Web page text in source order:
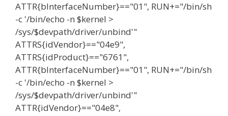
ATTR{bInterfaceNumber}=="01", RUN+="/bin/sh
-c '/bin/echo -n $kernel >
/sys/$devpath/driver/unbind'"
ATTRS{idVendor}=="04e9",
ATTRS{idProduct}=="6761",
ATTR{bInterfaceNumber}=="01", RUN+="/bin/sh
-c '/bin/echo -n $kernel >
/sys/$devpath/driver/unbind'"
ATTR{idVendor}=="04e8",